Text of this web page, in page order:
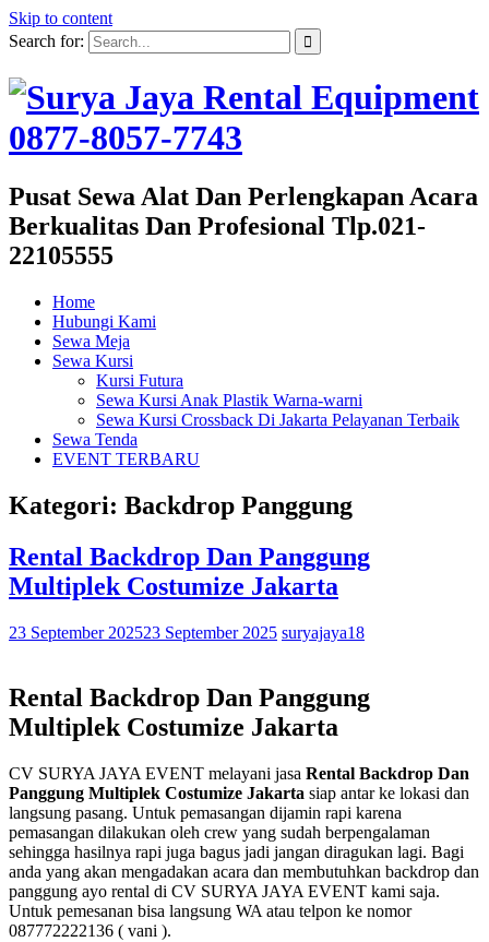
Skip to content
Search for:
Pusat Sewa Alat Dan Perlengkapan Acara
Berkualitas Dan Profesional Tlp.021-
22105555
Home
Hubungi Kami
Sewa Meja
Sewa Kursi
Kursi Futura
Sewa Kursi Anak Plastik Warna-warni
Sewa Kursi Crossback Di Jakarta Pelayanan Terbaik
Sewa Tenda
EVENT TERBARU
Kategori: Backdrop Panggung
Rental Backdrop Dan Panggung
Multiplek Costumize Jakarta
23 September 202523 September 2025 suryajaya18
Rental Backdrop Dan Panggung
Multiplek Costumize Jakarta
CV SURYA JAYA EVENT melayani jasa Rental Backdrop Dan
Panggung Multiplek Costumize Jakarta siap antar ke lokasi dan
langsung pasang. Untuk pemasangan dijamin rapi karena
pemasangan dilakukan oleh crew yang sudah berpengalaman
sehingga hasilnya rapi juga bagus jadi jangan diragukan lagi. Bagi
anda yang akan mengadakan acara dan membutuhkan backdrop dan
panggung ayo rental di CV SURYA JAYA EVENT kami saja.
Untuk pemesanan bisa langsung WA atau telpon ke nomor
087772222136 ( vani ).